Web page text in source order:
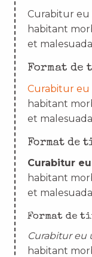
Curabitur eu
habitant
et
Format de
Curabitur
habitant
et
Format de
Curabitur
habitant
et
Format de
Curabitur eu
habitant